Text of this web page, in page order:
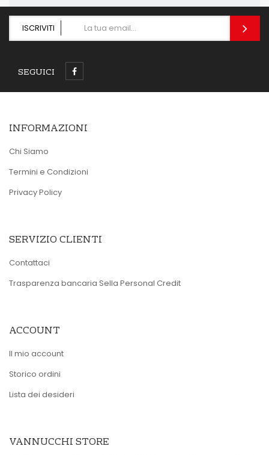
ISCRIVITI
SEGUICI
INFORMAZIONI
Chi Siamo
Termini e Condizioni
Privacy Policy
SERVIZIO CLIENTI
Contattaci
Trasparenza bancaria Sella Personal Credit
ACCOUNT
Il mio account
Storico ordini
Lista dei desideri
VANNUCCHI STORE